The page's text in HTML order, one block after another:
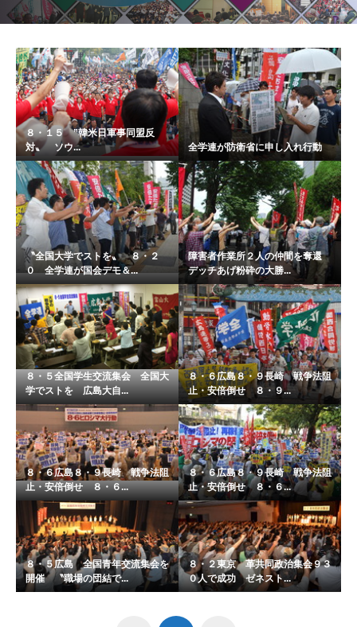
８・１５ ”韓米日軍事同盟反
対〟 ソウ...
全学連が防衛省に申し入れ行動
〝全国大学でストを〟 ８・２
０ 全学連が国会デモ＆...
障害者作業所２人の仲間を奪還
デッチあげ粉砕の大勝...
８・５全国学生交流集会 全国大
学でストを 広島大自...
８・６広島８・９長崎 戦争法阻
止・安倍倒せ ８・９...
８・６広島８・９長崎 戦争法阻
止・安倍倒せ ８・６...
８・６広島８・９長崎 戦争法阻
止・安倍倒せ ８・６...
８・５広島 全国青年交流集会を
開催 〝職場の団結で...
８・２東京 革共同政治集会９３
０人で成功 ゼネスト...